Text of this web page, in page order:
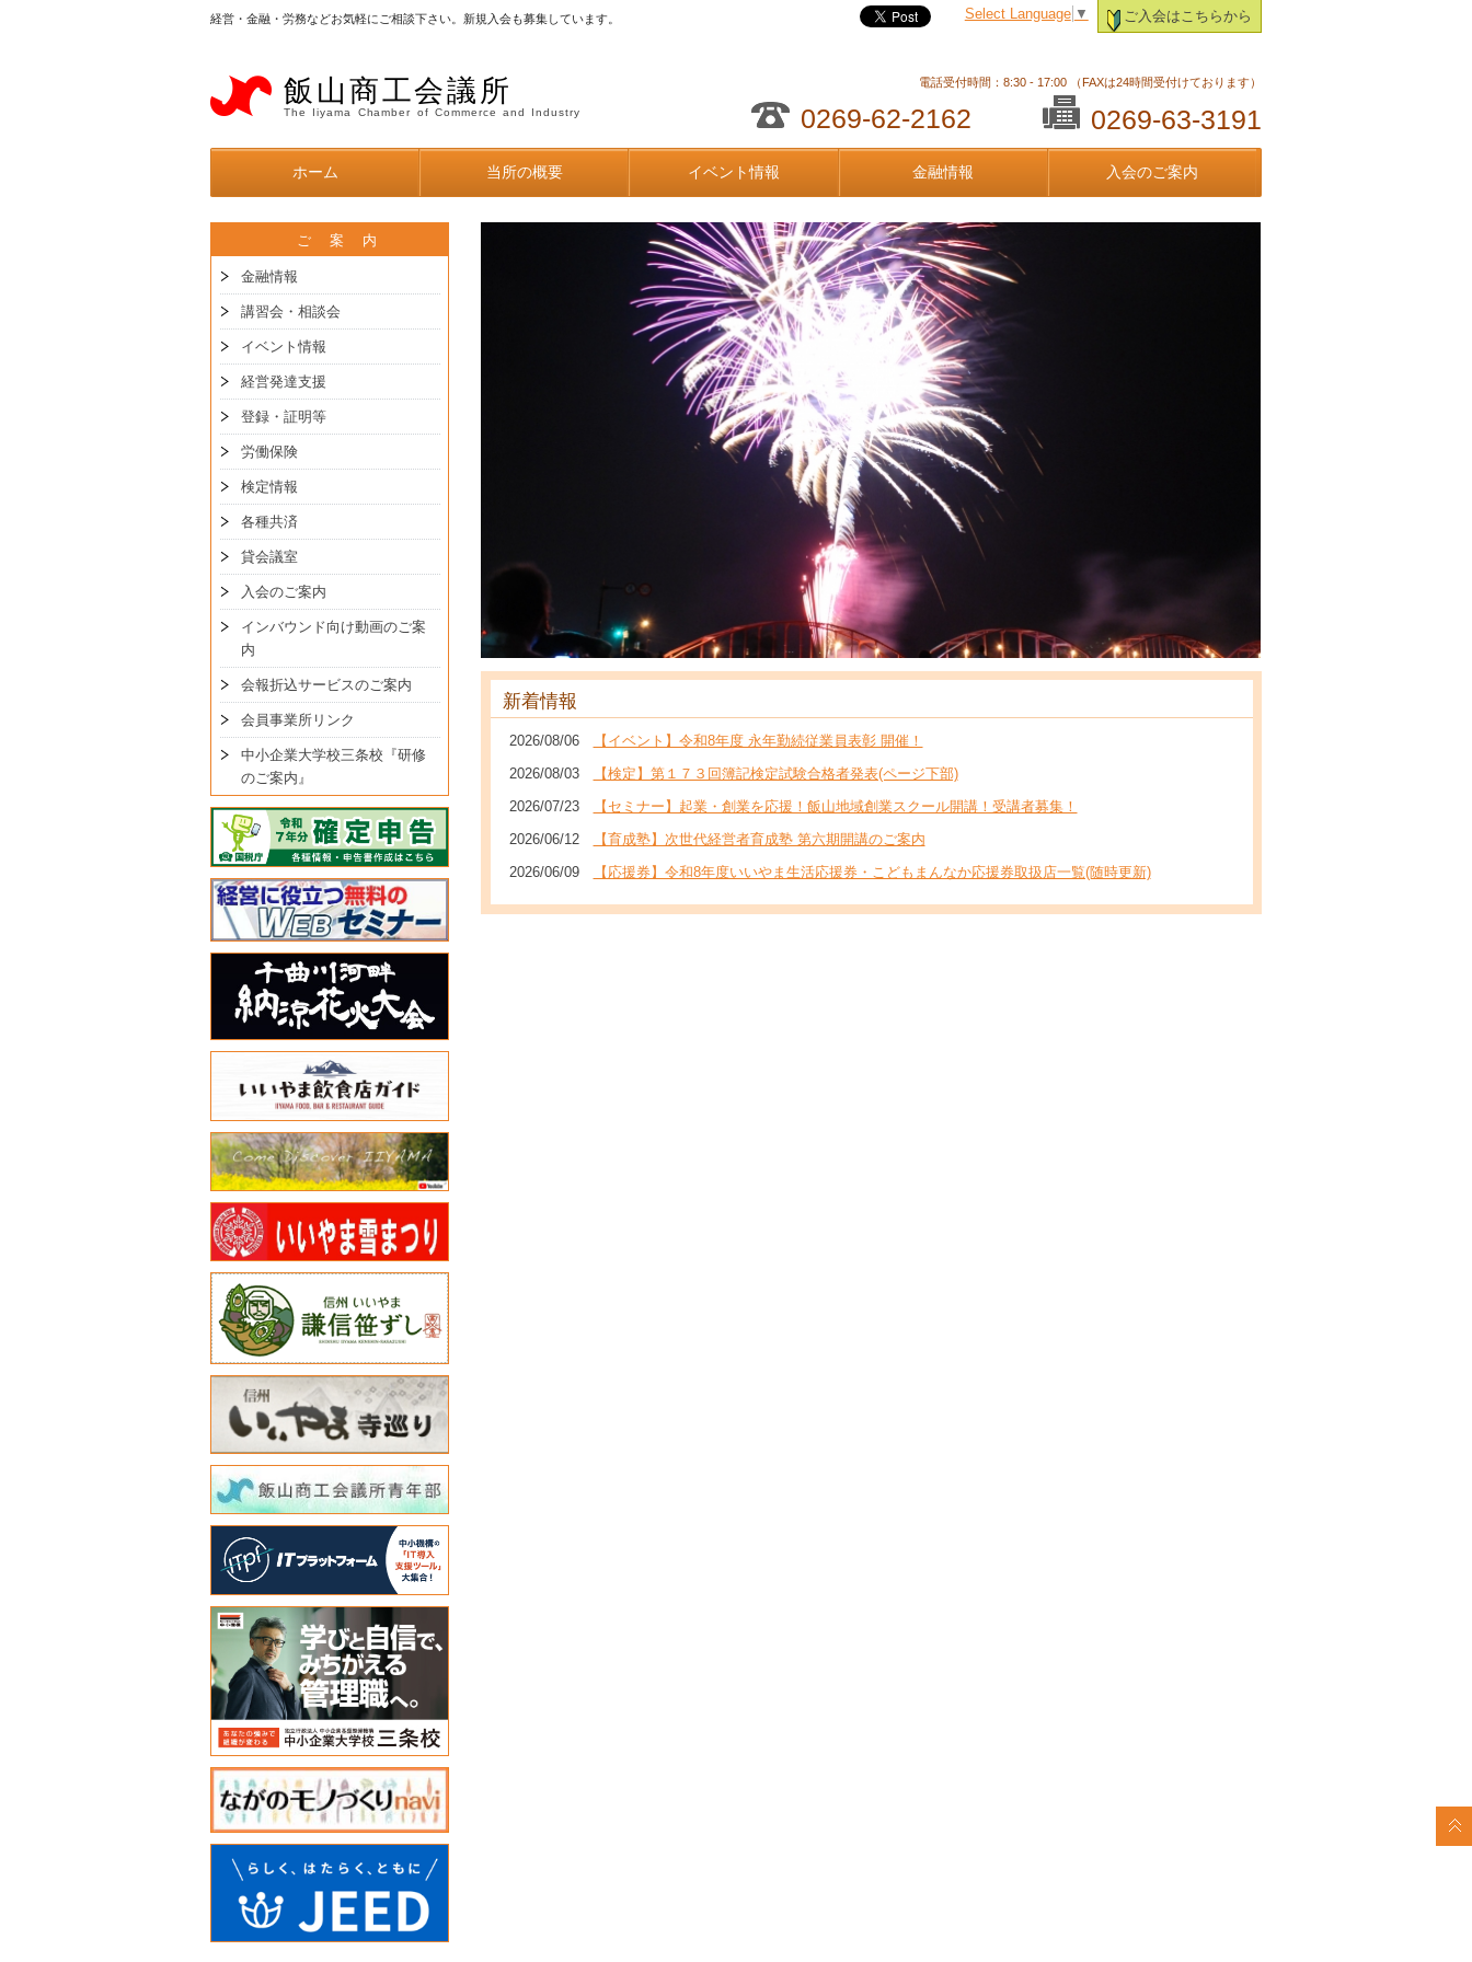
経営・金融・労務などお気軽にご相談下さい。新規入会も募集しています。 ご入会はこちらから
Select Language ▼
飯山商工会議所
The Iiyama Chamber of Commerce and Industry
電話受付時間：8:30 - 17:00 （FAXは24時間受付けております）
0269-62-2162 0269-63-3191
ホーム 当所の概要 イベント情報 金融情報 入会のご案内
新着情報
2026/08/06 【イベント】令和8年度 永年勤続従業員表彰 開催！
2026/08/03 【検定】第１７３回簿記検定試験合格者発表(ページ下部)
2026/07/23 【セミナー】起業・創業を応援！飯山地域創業スクール開講！受講者募集！
2026/06/12 【育成塾】次世代経営者育成塾 第六期開講のご案内
2026/06/09 【応援券】令和8年度いいやま生活応援券・こどもまんなか応援券取扱店一覧(随時更新)
ご 案 内
金融情報
講習会・相談会
イベント情報
経営発達支援
登録・証明等
労働保険
検定情報
各種共済
貸会議室
入会のご案内
インバウンド向け動画のご案
内
会報折込サービスのご案内
会員事業所リンク
中小企業大学校三条校『研修
のご案内』